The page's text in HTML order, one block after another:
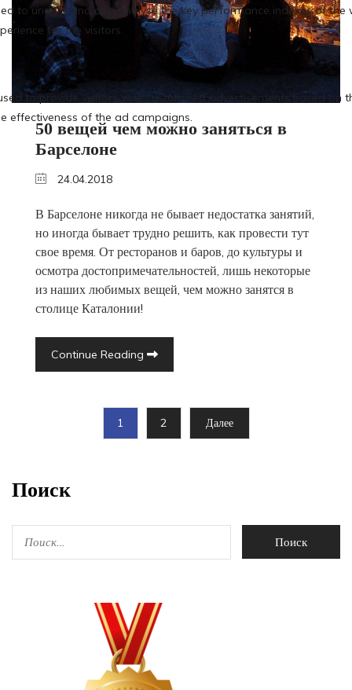
50 вещей чем можно заняться в
Барселоне
24.04.2018
В Барселоне никогда не бывает недостатка занятий,
но иногда бывает трудно решить, как провести тут
свое время. От ресторанов и баров, до культуры и
осмотра достопримечательностей, лишь некоторые
из наших любимых вещей, чем можно занятся в
столице Каталонии!
Continue Reading
1 2 Далее
Поиск